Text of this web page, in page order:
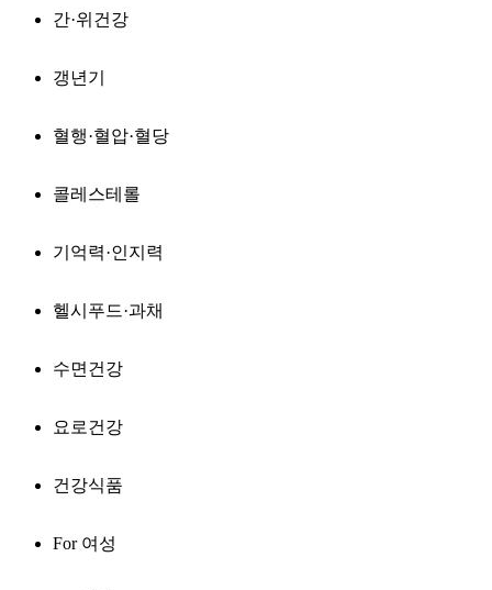
간·위건강
갱년기
혈행·혈압·혈당
콜레스테롤
기억력·인지력
헬시푸드·과채
수면건강
요로건강
건강식품
For 여성